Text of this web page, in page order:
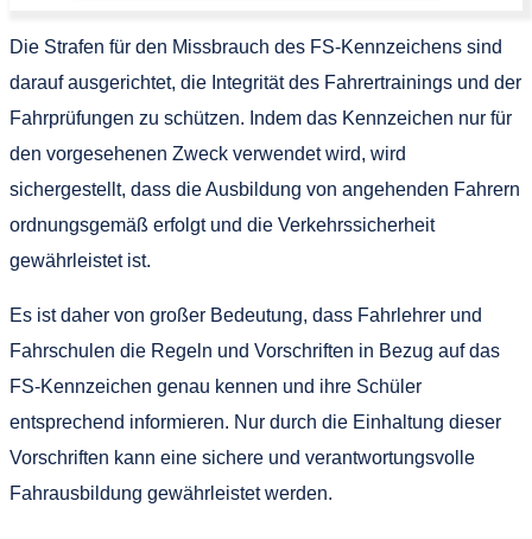
Die Strafen für den Missbrauch des FS-Kennzeichens sind
darauf ausgerichtet, die Integrität des Fahrertrainings und der
Fahrprüfungen zu schützen. Indem das Kennzeichen nur für
den vorgesehenen Zweck verwendet wird, wird
sichergestellt, dass die Ausbildung von angehenden Fahrern
ordnungsgemäß erfolgt und die Verkehrssicherheit
gewährleistet ist.
Es ist daher von großer Bedeutung, dass Fahrlehrer und
Fahrschulen die Regeln und Vorschriften in Bezug auf das
FS-Kennzeichen genau kennen und ihre Schüler
entsprechend informieren. Nur durch die Einhaltung dieser
Vorschriften kann eine sichere und verantwortungsvolle
Fahrausbildung gewährleistet werden.